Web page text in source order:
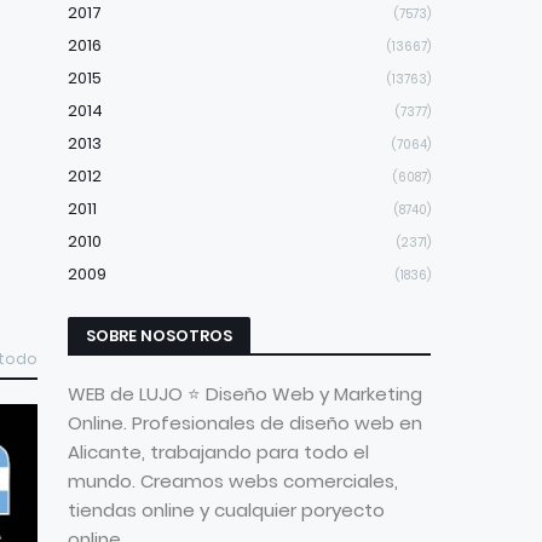
2017 (7573)
2016 (13667)
2015 (13763)
2014 (7377)
2013 (7064)
2012 (6087)
2011 (8740)
2010 (2371)
2009 (1836)
SOBRE NOSOTROS
WEB de LUJO ⭐ Diseño Web y Marketing
Online. Profesionales de diseño web en
Alicante, trabajando para todo el
mundo. Creamos webs comerciales,
tiendas online y cualquier poryecto